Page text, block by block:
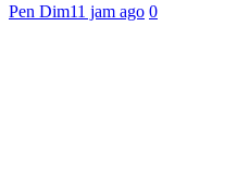
Pen Dim11 jam ago 0